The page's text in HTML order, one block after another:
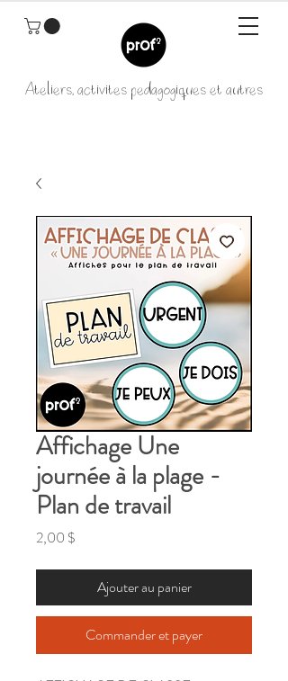
Ateliers, activités pédagogiques et autres
Affichage Une
journée à la plage -
Plan de travail
2,00 $
Ajouter au panier
Commander et payer